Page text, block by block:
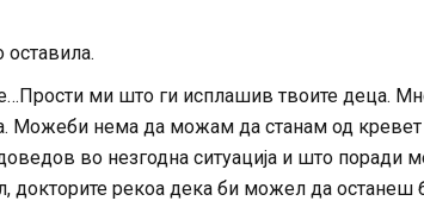
ми што ги исплашив твоите деца.
Можеби нема да можам да станам од
во незгодна ситуација и што поради
докторите рекоа дека би можел да останеш